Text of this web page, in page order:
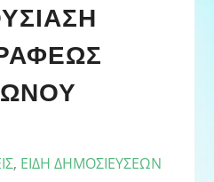
, ΕΙΔΗ ΔΗΜΟΣΙΕΥΣΕΩΝ